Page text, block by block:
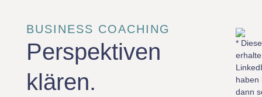
BUSINESS COACHING
Perspektiven
klären.
*
haben
dann